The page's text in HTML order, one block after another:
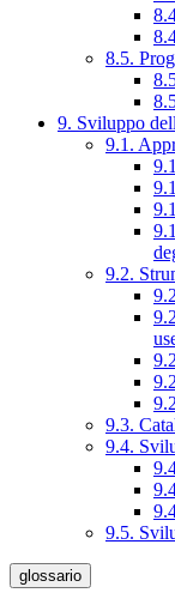
8.5.
9. Sviluppo
9.1.
9.2.
9.3.
9.4.
9.5.
glossario